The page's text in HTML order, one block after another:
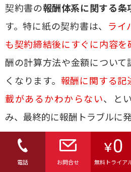
契約書の報酬体系に関する条
す。特に紙の契約書は、 ライ
も契約締結後にすぐに内容を
酬の計算方法や金額につい
くなります。 報酬に関する記
載があるかわからない、と
み、最終的に報酬トラブルに発
事例② 制作コンテンツ
電話 お問合せ 無料トライア